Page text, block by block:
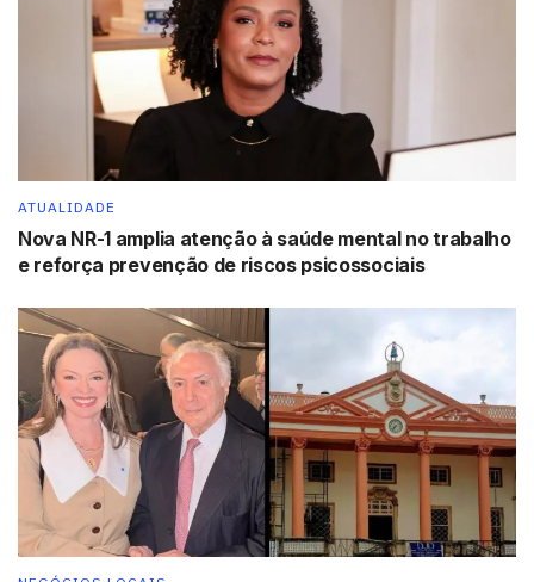
ATUALIDADE
Nova NR-1 amplia atenção à saúde mental no trabalho
e reforça prevenção de riscos psicossociais